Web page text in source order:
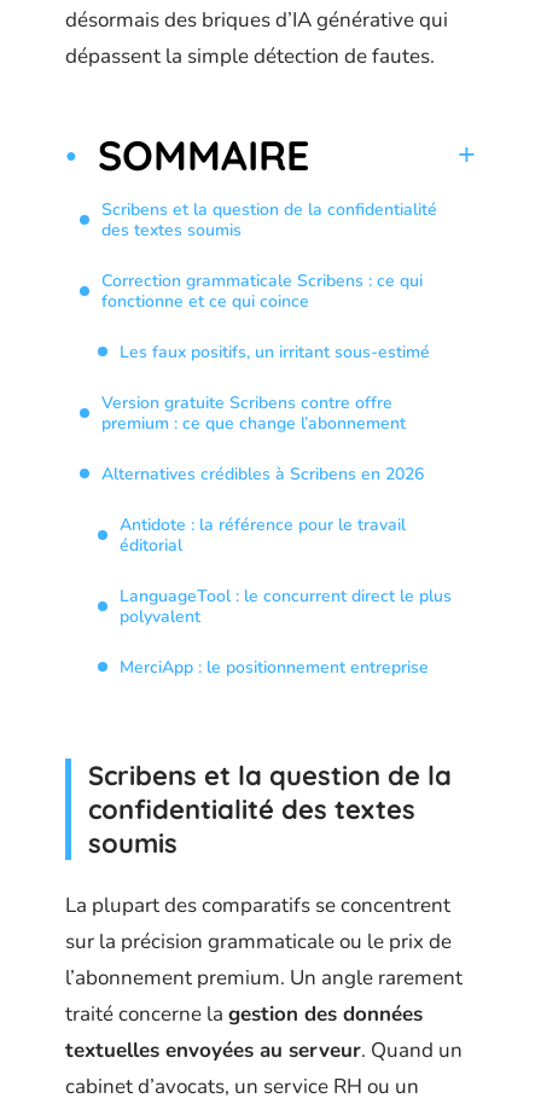
désormais des briques d’IA générative qui
dépassent la simple détection de fautes.
SOMMAIRE
Scribens et la question de la confidentialité
des textes soumis
Correction grammaticale Scribens : ce qui
fonctionne et ce qui coince
Les faux positifs, un irritant sous-estimé
Version gratuite Scribens contre offre
premium : ce que change l’abonnement
Alternatives crédibles à Scribens en 2026
Antidote : la référence pour le travail
éditorial
LanguageTool : le concurrent direct le plus
polyvalent
MerciApp : le positionnement entreprise
Scribens et la question de la
confidentialité des textes
soumis
La plupart des comparatifs se concentrent
sur la précision grammaticale ou le prix de
l’abonnement premium. Un angle rarement
traité concerne la gestion des données
textuelles envoyées au serveur. Quand un
cabinet d’avocats, un service RH ou un